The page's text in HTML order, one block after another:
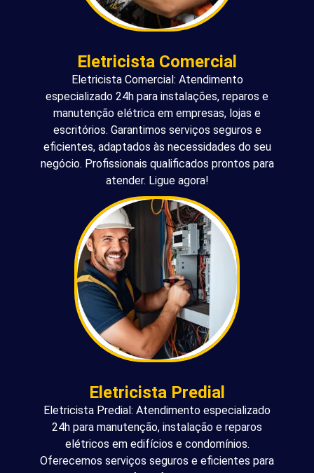
Eletricista Comercial
Eletricista Comercial: Atendimento
especializado 24h para instalações, reparos e
manutenção elétrica em empresas, lojas e
escritórios. Garantimos serviços seguros e
eficientes, adaptados às necessidades do seu
negócio. Profissionais qualificados prontos para
atender. Ligue agora!
Eletricista Predial
Eletricista Predial: Atendimento especializado
24h para manutenção, instalação e reparos
elétricos em edifícios e condomínios.
Oferecemos serviços seguros e eficientes para